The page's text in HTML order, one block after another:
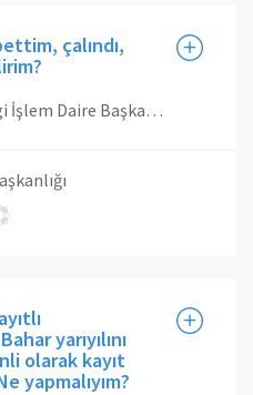
çalındı,
İTÜ/Yardım üzerinden Bilgi İşlem Daire Başkanlığına "EBYS - Eletronik Belge Yönetim Sistemi Destek -> İşlemler - Elektronik imzamı kaybettim/çalındı/süresi doldu" konu başlığının altına yardım bileti oluşturarak yeni bir e-imza talebinde bulunabilirsiniz. İTÜ/Yardım üzerinden yeni e-imza talebi başvuruları kişiseldir. Sadece kendi adınıza başvurabilirsiniz, İTÜ/Yardım üzerinden bir başkası adına yeni e-imza talebinde bulunamazsınız.
yarıyılını
olarak kayıt
yapmalıyım?